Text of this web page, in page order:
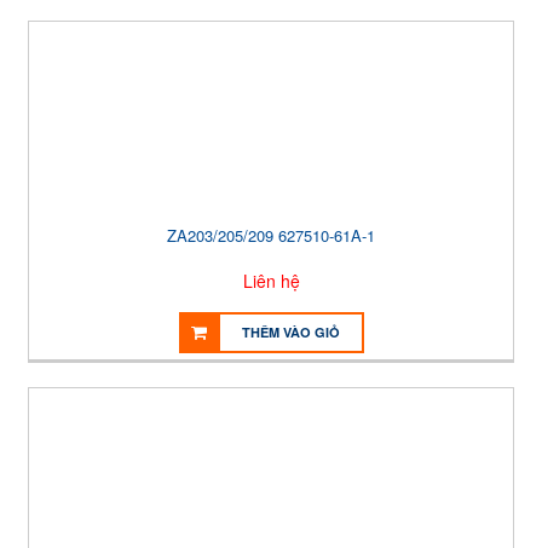
ZA203/205/209 627510-61A-1
Liên hệ
THÊM VÀO GIỎ